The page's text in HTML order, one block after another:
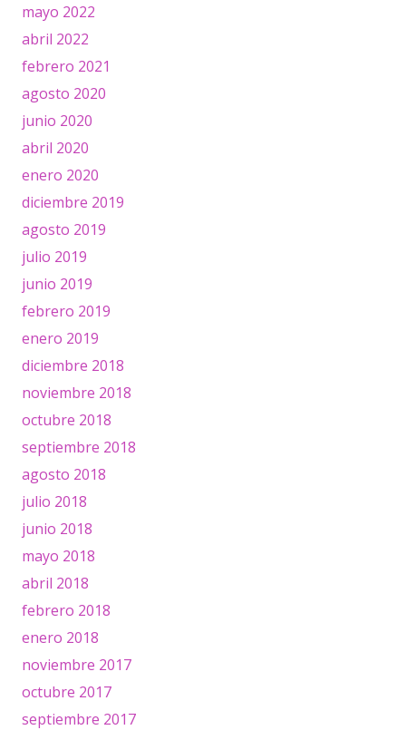
mayo 2022
abril 2022
febrero 2021
agosto 2020
junio 2020
abril 2020
enero 2020
diciembre 2019
agosto 2019
julio 2019
junio 2019
febrero 2019
enero 2019
diciembre 2018
noviembre 2018
octubre 2018
septiembre 2018
agosto 2018
julio 2018
junio 2018
mayo 2018
abril 2018
febrero 2018
enero 2018
noviembre 2017
octubre 2017
septiembre 2017